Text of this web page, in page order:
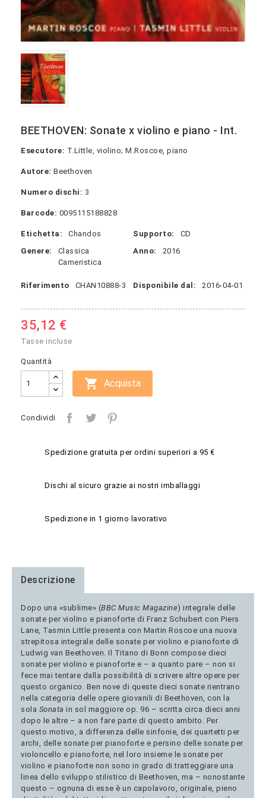
BEETHOVEN: Sonate x violino e piano - Int.
Esecutore: T.Little, violino; M.Roscoe, piano
Autore: Beethoven
Numero dischi: 3
Barcode: 0095115188828
Etichetta: Chandos Supporto:
CD
Genere:
Classica
Cameristica
Anno: 2016
Riferimento CHAN10888-3 Disponibile dal: 2016-04-01
35,12 €
Tasse incluse
Quantità
 Acquista
Condividi
Spedizione gratuita per ordini superiori a 95 €
Dischi al sicuro grazie ai nostri imballaggi
Spedizione in 1 giorno lavorativo
Descrizione
Dopo una «sublime» (BBC Music Magazine) integrale delle
sonate per violino e pianoforte di Franz Schubert con Piers
Lane, Tasmin Little presenta con Martin Roscoe una nuova
strepitosa integrale delle sonate per violino e pianoforte di
Ludwig van Beethoven. Il Titano di Bonn compose dieci
sonate per violino e pianoforte e – a quanto pare – non si
fece mai tentare dalla possibilità di scrivere altre opere per
questo organico. Ben nove di queste dieci sonate rientrano
nella categoria delle opere giovanili di Beethoven, con la
sola Sonata in sol maggiore op. 96 – scritta circa dieci anni
dopo le altre – a non fare parte di questo ambito. Per
questo motivo, a differenza delle sinfonie, dei quartetti per
archi, delle sonate per pianoforte e persino delle sonate per
violoncello e pianoforte, nel loro insieme le sonate per
violino e pianoforte non sono in grado di tratteggiare una
linea dello sviluppo stilistico di Beethoven, ma – nonostante
questo – ognuna di esse è un capolavoro, originale, pieno